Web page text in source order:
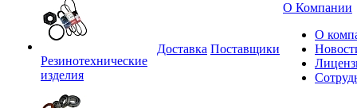
Резинотехнические
изделия
Доставка Поставщики
О Компании
О